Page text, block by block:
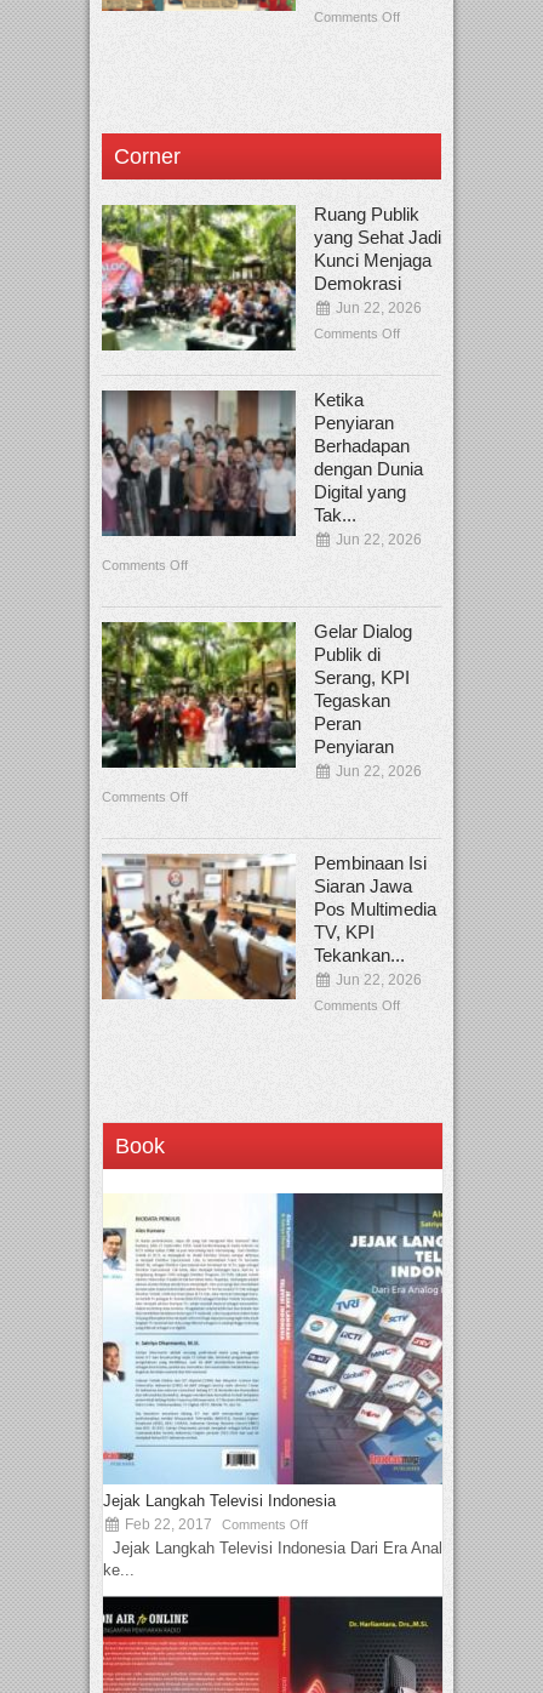
Comments Off
Corner
Ruang Publik
yang Sehat Jadi
Kunci Menjaga
Demokrasi
Jun 22, 2026
Comments Off
Ketika
Penyiaran
Berhadapan
dengan Dunia
Digital yang
Tak...
Jun 22, 2026
Comments Off
Gelar Dialog
Publik di
Serang, KPI
Tegaskan
Peran
Penyiaran
Jun 22, 2026
Comments Off
Pembinaan Isi
Siaran Jawa
Pos Multimedia
TV, KPI
Tekankan...
Jun 22, 2026
Comments Off
Book
Jejak Langkah Televisi Indonesia
Feb 22, 2017 Comments Off
Jejak Langkah Televisi Indonesia Dari Era Analog
ke...